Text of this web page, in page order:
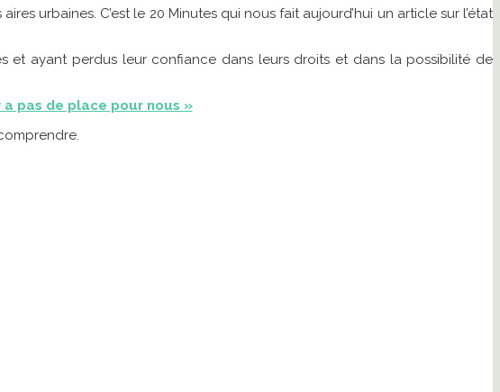
urbaines. C’est le 20 Minutes qui nous fait aujourd’hui un article sur l’état
et ayant perdus leur confiance dans leurs droits et dans la possibilité de
a pas de place pour nous »